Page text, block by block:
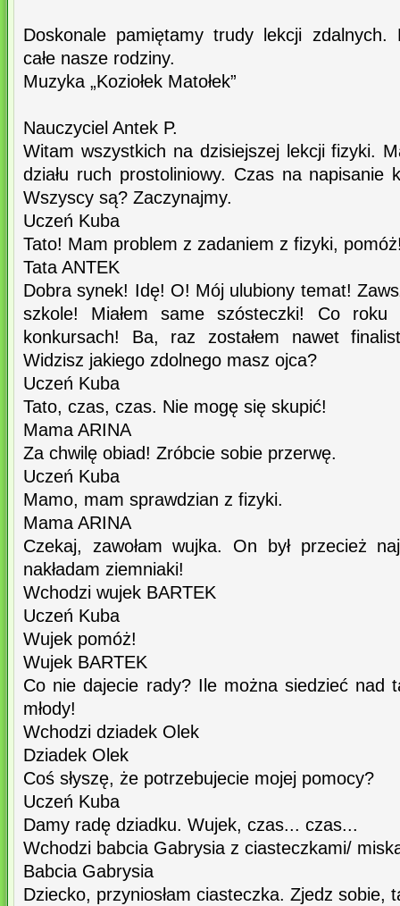
Doskonale pamiętamy trudy lekcji
całe nasze rodziny.
Muzyka „Koziołek Matołek”
Nauczyciel Antek P.
Witam wszystkich na dzisiejszej lekcji fizyki.
działu ruch prostoliniowy. Czas na napisanie
Wszyscy są? Zaczynajmy.
Uczeń Kuba
Tato! Mam problem z zadaniem z fizyki,
Tata ANTEK
Dobra synek! Idę! O! Mój ulubiony temat!
szkole! Miałem same szósteczki! Co roku
konkursach! Ba, raz zostałem nawet
Widzisz jakiego zdolnego masz ojca?
Uczeń Kuba
Tato, czas, czas. Nie mogę się skupić!
Mama ARINA
Za chwilę obiad! Zróbcie sobie przerwę.
Uczeń Kuba
Mamo, mam sprawdzian z fizyki.
Mama ARINA
Czekaj, zawołam wujka. On był przecież
nakładam ziemniaki!
Wchodzi wujek BARTEK
Uczeń Kuba
Wujek pomóż!
Wujek BARTEK
Co nie dajecie rady? Ile można siedzieć nad
młody!
Wchodzi dziadek Olek
Dziadek Olek
Coś słyszę, że potrzebujecie mojej pomocy?
Uczeń Kuba
Damy radę dziadku. Wujek, czas... czas...
Wchodzi babcia Gabrysia z ciasteczkami/
Babcia Gabrysia
Dziecko, przyniosłam ciasteczka. Zjedz sobie,